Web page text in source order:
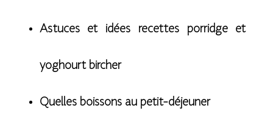
Astuces et idées recettes porridge et
yoghourt bircher
Quelles boissons au petit-déjeuner